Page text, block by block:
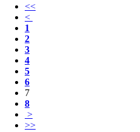
<<
<
1
2
3
4
5
6
7
8
>
>>